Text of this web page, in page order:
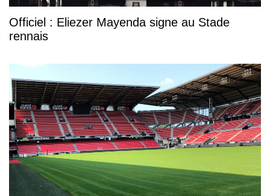
Officiel : Eliezer Mayenda signe au Stade
rennais